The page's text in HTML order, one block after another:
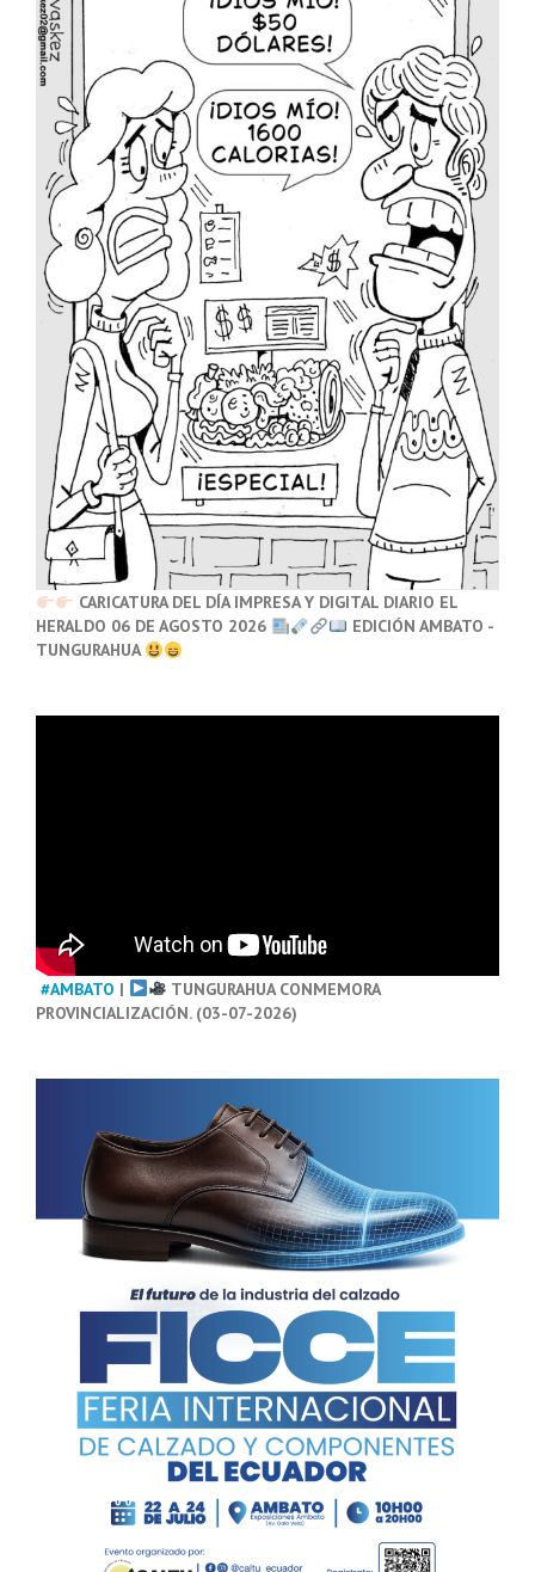
CARICATURA DEL DÍA IMPRESA Y DIGITAL DIARIO EL
HERALDO 06 DE AGOSTO 2026
EDICIÓN AMBATO -
TUNGURAHUA
#AMBATO |
TUNGURAHUA CONMEMORA
PROVINCIALIZACIÓN. (03-07-2026)